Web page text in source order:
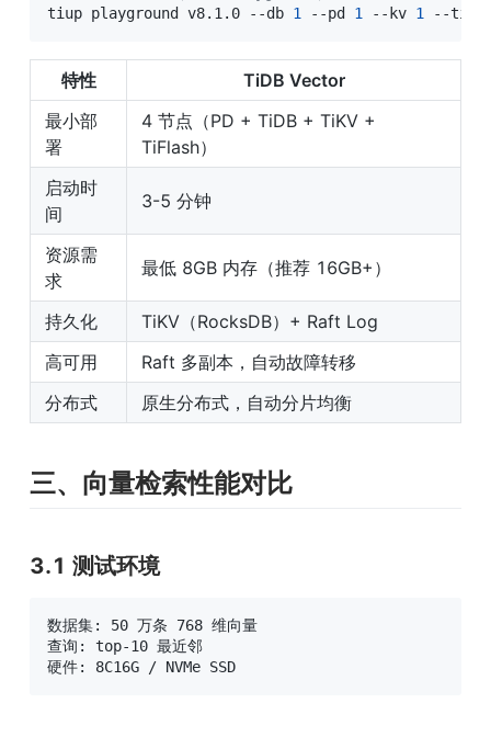
tiup playground v8.1.0 --db 1 --pd 1 --kv 1 --
特性
TiDB Vector
最小部
署
4 节点（PD + TiDB + TiKV +
TiFlash）
启动时
间
3-5 分钟
资源需
求
最低 8GB 内存（推荐 16GB+）
持久化
TiKV（RocksDB）+ Raft Log
高可用
Raft 多副本，自动故障转移
分布式
原生分布式，自动分片均衡
三、向量检索性能对比
3.1 测试环境
数据集: 50 万条 768 维向量
查询: top-10 最近邻
硬件: 8C16G / NVMe SSD